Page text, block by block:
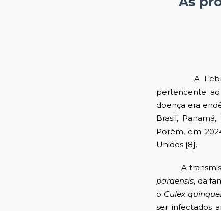
A Febre
pertencente
doença era
Brasil,
Porém, em
Unidos [8].
A
paraensis, da
o Culex
ser infectados